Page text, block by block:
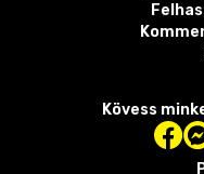
Kövess